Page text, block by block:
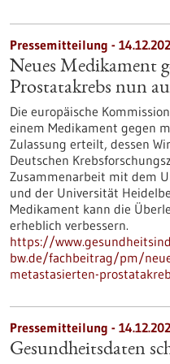
Pressemitteilung -
Neues Medikament
Prostatakrebs nun
Die europäische
einem Medikament gegen
Zulassung erteilt, dessen
Deutschen
Zusammenarbeit mit dem
und der Universität
Medikament kann die
erheblich verbessern.
https://
bw.de/fachbeitrag/pm/
metastasierten-
Pressemitteilung -
Gesundheitsdaten